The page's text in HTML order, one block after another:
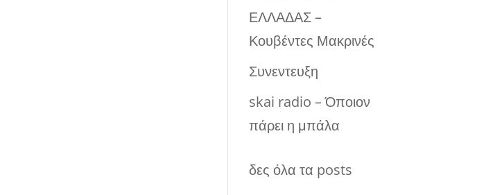
ΕΛΛΑΔΑΣ –
Κουβέντες Μακρινές
Συνεντευξη
skai radio – Όποιον
πάρει η μπάλα
δες όλα τα posts